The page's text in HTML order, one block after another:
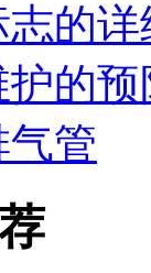
志的详
的预
管